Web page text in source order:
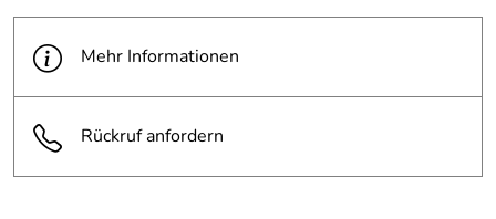
Mehr Informationen
Rückruf anfordern